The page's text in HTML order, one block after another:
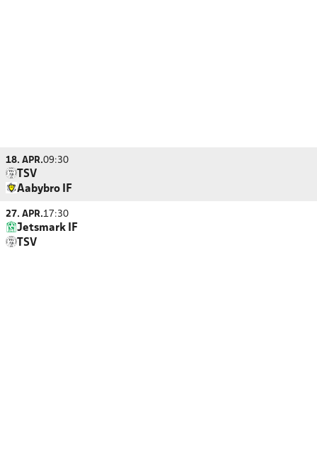
18. APR.09:30
TSV
Aabybro IF
27. APR.17:30
Jetsmark IF
TSV